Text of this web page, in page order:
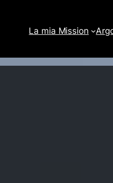
La mia Mission